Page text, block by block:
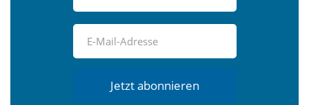
Jetzt abonnieren